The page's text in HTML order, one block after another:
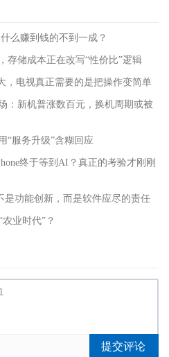
么赚到钱的不到一成？
存储成本正在改写“性价比”逻辑
，电视真正需要的是把操作变简单
：新机普涨数百元，换机周期或被
“服务升级”含糊回应
终于等到AI？真正的考验才刚刚
是功能创新，而是软件应尽的责任
业时代”？
提交评论